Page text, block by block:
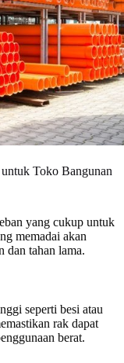
Toko Bangunan
yang cukup untuk
memadai akan
dan tahan lama.
seperti besi atau
rak dapat
berat.